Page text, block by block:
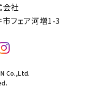
会社
フェア河増1-3
Co.,Ltd.